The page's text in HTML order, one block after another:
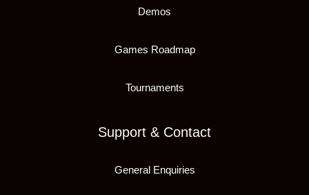
Demos
Games Roadmap
Tournaments
Support & Contact
General Enquiries